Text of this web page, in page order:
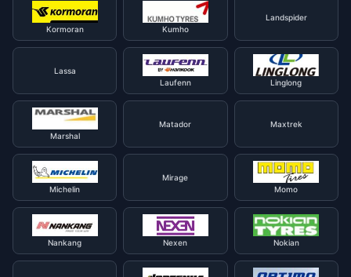
Kormoran Kumho
Landspider
Lassa
Laufenn
Linglong
Marshal
Matador Maxtrek
Michelin
Mirage
Momo
Nankang Nexen Nokian